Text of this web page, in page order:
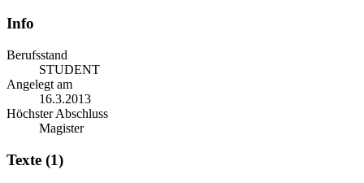
Info
Berufsstand
STUDENT
Angelegt am
16.3.2013
Höchster Abschluss
Magister
Texte (1)